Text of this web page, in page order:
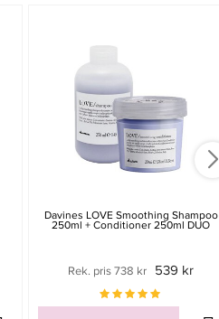
Davines LOVE Smoothing Shampoo
250ml + Conditioner 250ml DUO
Rek. pris 738 kr 539 kr